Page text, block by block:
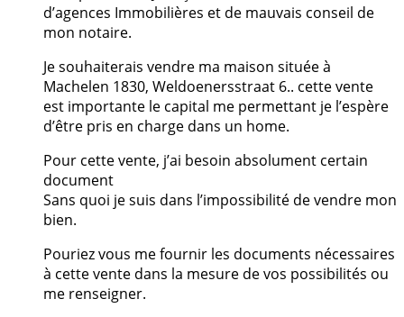
d’agences Immobilières et de mauvais conseil de
mon notaire.
Je souhaiterais vendre ma maison située à
Machelen 1830, Weldoenersstraat 6.. cette vente
est importante le capital me permettant je l’espère
d’être pris en charge dans un home.
Pour cette vente, j’ai besoin absolument certain
document
Sans quoi je suis dans l’impossibilité de vendre mon
bien.
Pouriez vous me fournir les documents nécessaires
à cette vente dans la mesure de vos possibilités ou
me renseigner.